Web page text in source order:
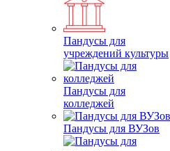
Пандусы для
учреждений культуры
Пандусы для
колледжей
Пандусы для ВУЗов